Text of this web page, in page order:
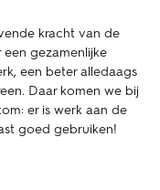
kracht van de
een gezamenlijke
een beter alledaags
Daar komen we bij
er is werk aan de
goed gebruiken!